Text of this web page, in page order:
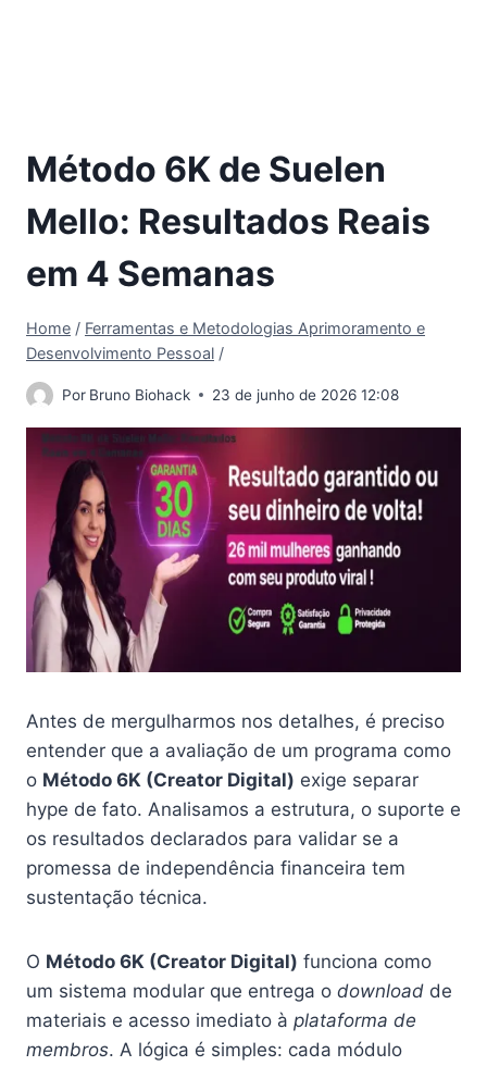
Método 6K de Suelen
Mello: Resultados Reais
em 4 Semanas
Home / Ferramentas e Metodologias Aprimoramento e
Desenvolvimento Pessoal /
Por Bruno Biohack 23 de junho de 2026 12:08
Antes de mergulharmos nos detalhes, é preciso
entender que a avaliação de um programa como
o Método 6K (Creator Digital) exige separar
hype de fato. Analisamos a estrutura, o suporte e
os resultados declarados para validar se a
promessa de independência financeira tem
sustentação técnica.
O Método 6K (Creator Digital) funciona como
um sistema modular que entrega o download de
materiais e acesso imediato à plataforma de
membros. A lógica é simples: cada módulo